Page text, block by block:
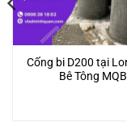
Cống bi D200 tại
Bê Tông MQB